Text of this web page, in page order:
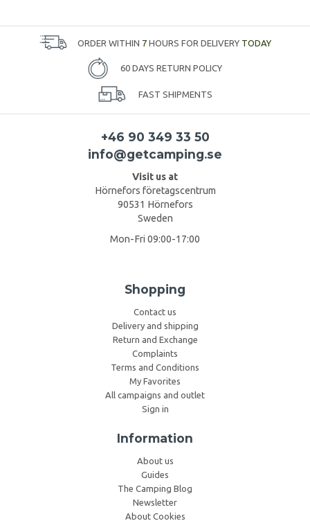
ORDER WITHIN 7HOURS FOR DELIVERY TODAY
60 DAYS RETURN POLICY
FAST SHIPMENTS
+46 90 349 33 50
info@getcamping.se
Visit us at
Hörnefors företagscentrum
90531 Hörnefors
Sweden
Mon-Fri 09:00-17:00
Shopping
Contact us
Delivery and shipping
Return and Exchange
Complaints
Terms and Conditions
My Favorites
All campaigns and outlet
Sign in
Information
About us
Guides
The Camping Blog
Newsletter
About Cookies